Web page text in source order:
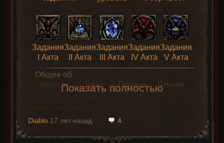
Задания
I Акта
Задания
II Акта
Задания
III Акта
Задания
IV Акта
Задания
V Акта
Общее об
актах и
локациях
Зоны
ужаса
Прочие
локации
Чтение
Показать полностью
Diablo 17 лет назад 4